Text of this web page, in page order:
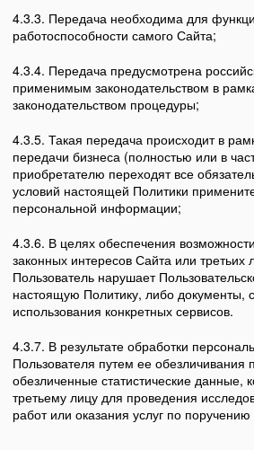
4.3.3. Передача необходима для
работоспособности самого Сайта;
4.3.4. Передача предусмотрена
применимым законодательством в
законодательством процедуры;
4.3.5. Такая передача происходит в
передачи бизнеса (полностью или в
приобретателю переходят все
условий настоящей Политики
персональной информации;
4.3.6. В целях обеспечения
законных интересов Сайта или третьих
Пользователь нарушает
настоящую Политику, либо документы,
использования конкретных сервисов.
4.3.7. В результате обработки
Пользователя путем ее обезличивания
обезличенные статистические данные,
третьему лицу для проведения
работ или оказания услуг по